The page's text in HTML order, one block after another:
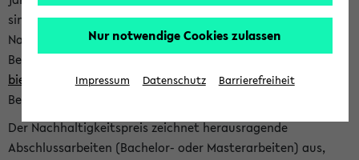
sind herzlich eingeladen sich mit Ihrer Abschlussarbeit beim
Nachhaltigkeitsbüro zu bewerben. Bitte nutzen Sie für Ihre
Bewerbung dieses Formular<https://formulare.uni-
bielefeld.de/frontend-server/form/provide/913/>. Die
Bewerbungsfrist endet am 30.09.2026.
Der Nachhaltigkeitspreis zeichnet herausragende
Abschlussarbeiten (Bachelor- oder Masterarbeiten) aus,
Nur notwendige Cookies zulassen
Impressum Datenschutz Barrierefreiheit